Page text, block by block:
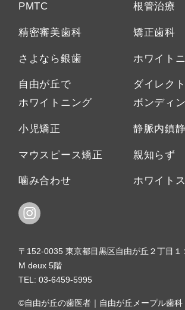
PMTC 根管治療
精密審美歯科 矯正歯科
さよなら銀歯 ホワイト
自由が丘で
ホワイトニング
ダイレクト
ボンディ
小児矯正 静脈内鎮
マウスピース矯正 親知らず
噛み合わせ ホワイト
〒152-0035 東京都目黒区自由が丘２丁目１
M deux 5階
TEL: 03-6459-5995
©自由が丘の歯医者｜自由が丘メープル歯科